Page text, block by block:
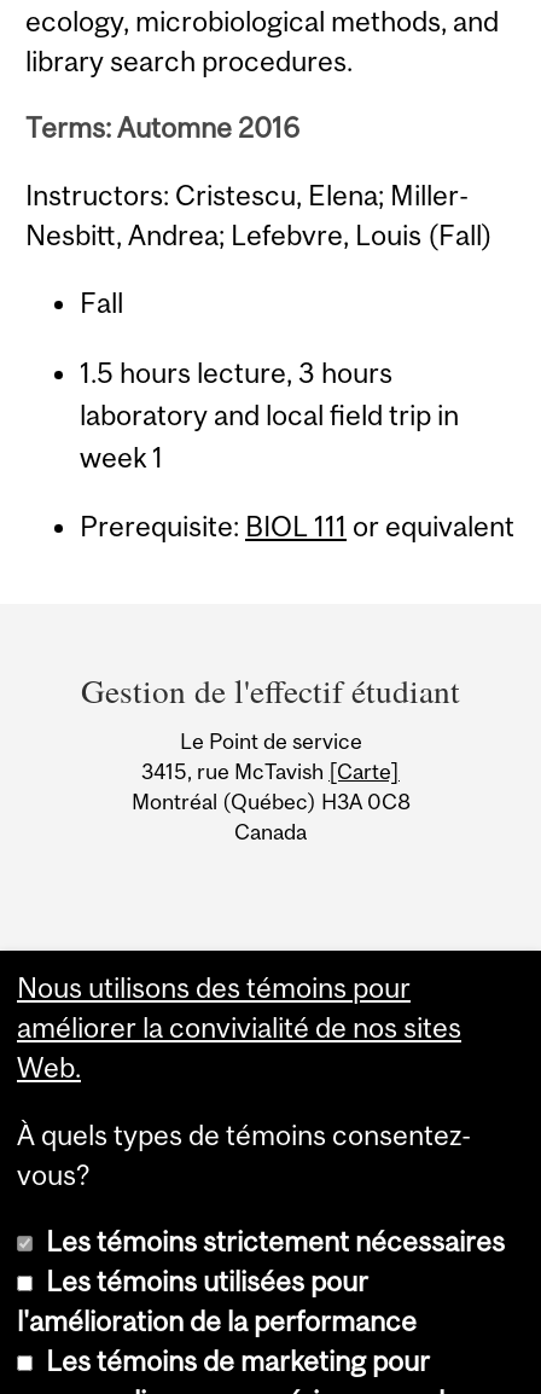
ecology, microbiological methods, and
library search procedures.
Terms: Automne 2016
Instructors: Cristescu, Elena; Miller-
Nesbitt, Andrea; Lefebvre, Louis (Fall)
Fall
1.5 hours lecture, 3 hours
laboratory and local field trip in
week 1
Prerequisite: BIOL 111 or equivalent
and
University
Information
Gestion de l'effectif étudiant
Le Point de service
3415, rue McTavish [Carte]
Montréal (Québec) H3A 0C8
Canada
© Université McGill, 2026
Accessibilité
Nous utilisons des témoins pour
améliorer la convivialité de nos sites
Web.
À quels types de témoins consentez-
vous?
Les témoins strictement nécessaires
Les témoins utilisées pour
l'amélioration de la performance
Les témoins de marketing pour